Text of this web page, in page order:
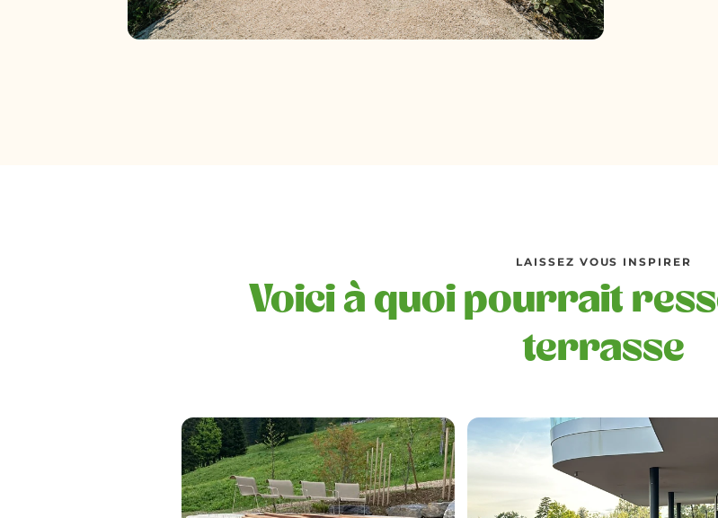
LAISSEZ VOUS INSPIRER
Voici à quoi pourrait
terrasse